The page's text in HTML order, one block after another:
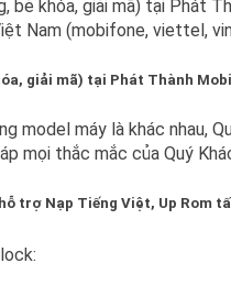
bẻ khóa, giải mã) tại Phát
Nam (mobifone, viettel,
giải mã) tại Phát Thành
model máy là khác nhau,
mọi thắc mắc của Quý
trợ Nạp Tiếng Việt, Up Rom